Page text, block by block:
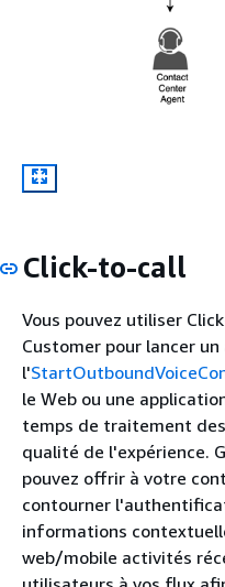
Click-to-call
Vous pouvez utiliser
Customer pour lancer
l'
le Web ou une
temps de traitement
qualité de l'expérience.
pouvez offrir à votre
contourner
informations
web/mobile activités